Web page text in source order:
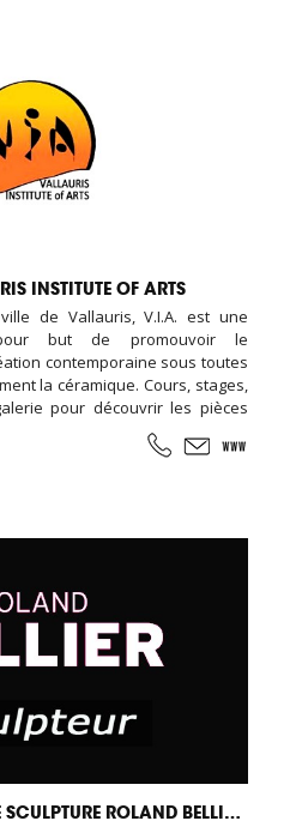
INSTITUTE OF ARTS
de Vallauris, V.I.A. est une
but de promouvoir le
contemporaine sous toutes
la céramique. Cours, stages,
pour découvrir les pièces
COURS ET STAGES DE SCULPTURE ROLAND BELLIER